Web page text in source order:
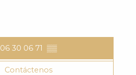
06 30 06 71 ▒▒
Contáctenos